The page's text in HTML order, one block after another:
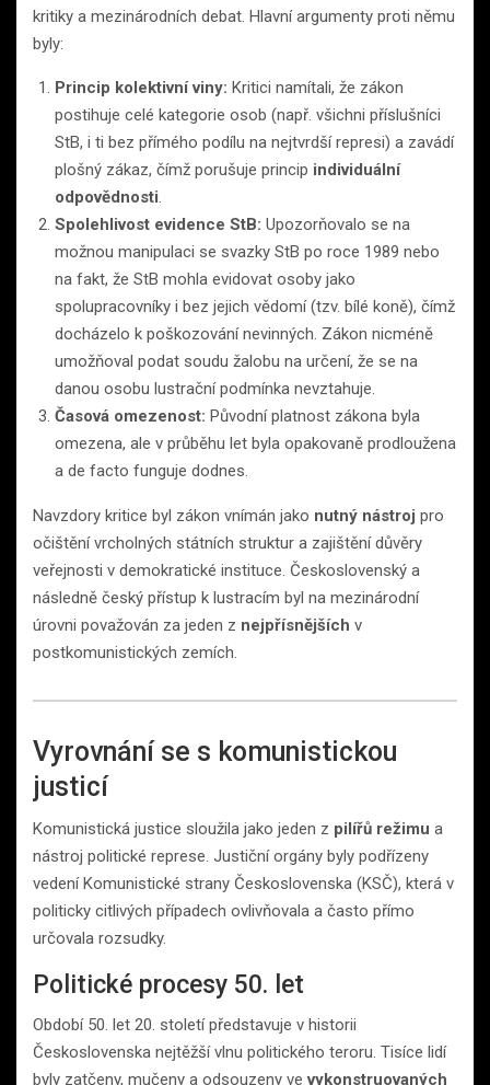
kritiky a mezinárodních debat. Hlavní argumenty proti němu
byly:
Princip kolektivní viny: Kritici namítali, že zákon
postihuje celé kategorie osob (např. všichni příslušníci
StB, i ti bez přímého podílu na nejtvrdší represi) a zavádí
plošný zákaz, čímž porušuje princip individuální
odpovědnosti.
Spolehlivost evidence StB: Upozorňovalo se na
možnou manipulaci se svazky StB po roce 1989 nebo
na fakt, že StB mohla evidovat osoby jako
spolupracovníky i bez jejich vědomí (tzv. bílé koně), čímž
docházelo k poškozování nevinných. Zákon nicméně
umožňoval podat soudu žalobu na určení, že se na
danou osobu lustrační podmínka nevztahuje.
Časová omezenost: Původní platnost zákona byla
omezena, ale v průběhu let byla opakovaně prodloužena
a de facto funguje dodnes.
Navzdory kritice byl zákon vnímán jako nutný nástroj pro
očištění vrcholných státních struktur a zajištění důvěry
veřejnosti v demokratické instituce. Československý a
následně český přístup k lustracím byl na mezinárodní
úrovni považován za jeden z nejpřísnějších v
postkomunistických zemích.
Vyrovnání se s komunistickou
justicí
Komunistická justice sloužila jako jeden z pilířů režimu a
nástroj politické represe. Justiční orgány byly podřízeny
vedení Komunistické strany Československa (KSČ), která v
politicky citlivých případech ovlivňovala a často přímo
určovala rozsudky.
Politické procesy 50. let
Období 50. let 20. století představuje v historii
Československa nejtěžší vlnu politického teroru. Tisíce lidí
byly zatčeny, mučeny a odsouzeny vevykonstruovaných